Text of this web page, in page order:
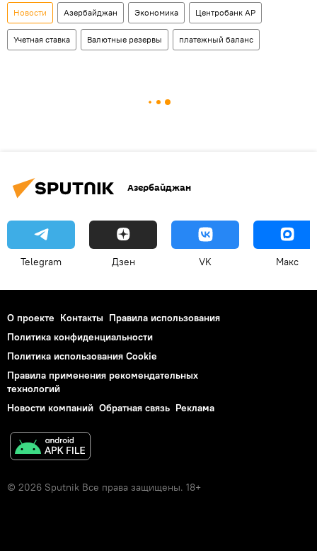
Новости Азербайджан Экономика Центробанк АР
Учетная ставка Валютные резервы платежный баланс
Азербайджан
Telegram Дзен VK Макс
О проекте Контакты Правила использования
Политика конфиденциальности
Политика использования Cookie
Правила применения рекомендательных
технологий
Новости компаний Обратная связь Реклама
© 2026 Sputnik Все права защищены. 18+